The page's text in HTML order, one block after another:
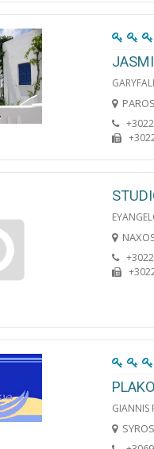
GIANNIS